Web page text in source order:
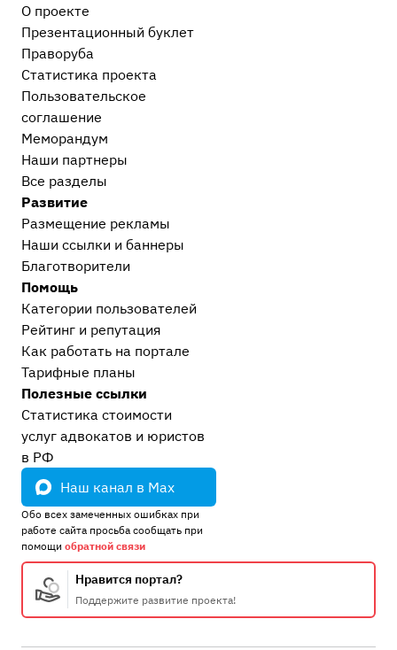
О проекте
Презентационный букл​ет
Праворуба
Статистика проекта
Пользовательское
соглашение
Меморандум
Наши партнеры
Все разделы
Развитие
Размещение рекламы
Наши ссылки и баннеры
Благотворители
Помощь
Категории пользователей
Рейтинг и репутация
Как работать на портале
Тарифные планы
Полезные ссылки
Статистика стоимости
услуг адвокатов и юристов
в РФ
Наш канал в Max
Обо всех замеченных ошибках при
работе сайта просьба сообщать при
помощи обратной связи
Нравится портал?
Поддержите развитие проекта!